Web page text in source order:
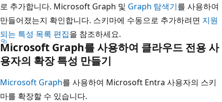
로 추가합니다. Microsoft Graph 및 Graph 탐색기를 사용하여
만들어졌는지 확인합니다. 스키마에 수동으로 추가하려면 지원
되는 특성 목록 편집을 참조하세요.
Microsoft Graph를 사용하여 클라우드 전용 사
용자의 확장 특성 만들기
Microsoft Graph를 사용하여 Microsoft Entra 사용자의 스키
마를 확장할 수 있습니다.